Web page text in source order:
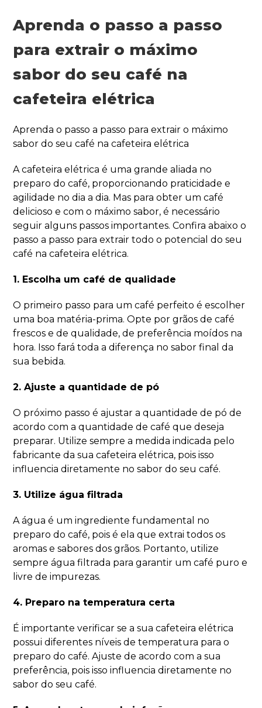
Aprenda o passo a passo
para extrair o máximo
sabor do seu café na
cafeteira elétrica
Aprenda o passo a passo para extrair o máximo
sabor do seu café na cafeteira elétrica
A cafeteira elétrica é uma grande aliada no
preparo do café, proporcionando praticidade e
agilidade no dia a dia. Mas para obter um café
delicioso e com o máximo sabor, é necessário
seguir alguns passos importantes. Confira abaixo o
passo a passo para extrair todo o potencial do seu
café na cafeteira elétrica.
1. Escolha um café de qualidade
O primeiro passo para um café perfeito é escolher
uma boa matéria-prima. Opte por grãos de café
frescos e de qualidade, de preferência moídos na
hora. Isso fará toda a diferença no sabor final da
sua bebida.
2. Ajuste a quantidade de pó
O próximo passo é ajustar a quantidade de pó de
acordo com a quantidade de café que deseja
preparar. Utilize sempre a medida indicada pelo
fabricante da sua cafeteira elétrica, pois isso
influencia diretamente no sabor do seu café.
3. Utilize água filtrada
A água é um ingrediente fundamental no
preparo do café, pois é ela que extrai todos os
aromas e sabores dos grãos. Portanto, utilize
sempre água filtrada para garantir um café puro e
livre de impurezas.
4. Preparo na temperatura certa
É importante verificar se a sua cafeteira elétrica
possui diferentes níveis de temperatura para o
preparo do café. Ajuste de acordo com a sua
preferência, pois isso influencia diretamente no
sabor do seu café.